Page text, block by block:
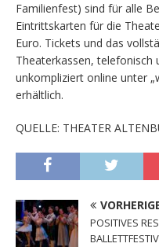
Familienfest) sind für alle
Eintrittskarten für die
Euro. Tickets und das
Theaterkassen, telefonisch
unkompliziert online unter
erhältlich.
QUELLE: THEATER
POSITIVES